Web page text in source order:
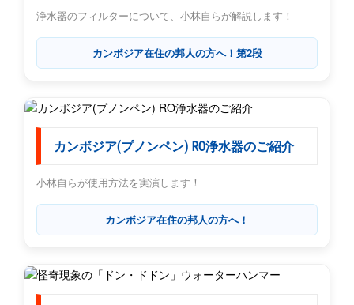
浄水器のフィルターについて、小林自らが解説します！
カンボジア在住の邦人の方へ！第2段
カンボジア(プノンペン) RO浄水器のご紹介
小林自らが使用方法を実演します！
カンボジア在住の邦人の方へ！